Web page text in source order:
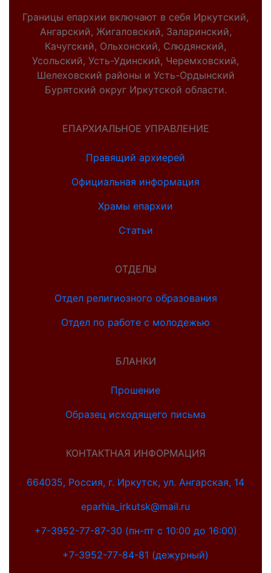
Границы епархии включают в себя Иркутский,
Ангарский, Жигаловский, Заларинский,
Качугский, Ольхонский, Слюдянский,
Усольский, Усть-Удинский, Черемховский,
Шелеховский районы и Усть-Ордынский
Бурятский округ Иркутской области.
ЕПАРХИАЛЬНОЕ УПРАВЛЕНИЕ
Правящий архиерей
Официальная информация
Храмы епархии
Статьи
ОТДЕЛЫ
Отдел религиозного образования
Отдел по работе с молодежью
БЛАНКИ
Прошение
Образец исходящего письма
КОНТАКТНАЯ ИНФОРМАЦИЯ
664035, Россия, г. Иркутск, ул. Ангарская, 14
eparhia_irkutsk@mail.ru
+7-3952-77-87-30 (пн-пт с 10:00 до 16:00)
+7-3952-77-84-81 (дежурный)